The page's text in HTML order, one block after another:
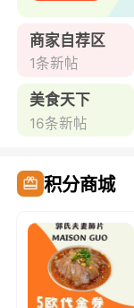
商家自荐区
1条新帖
美食天下
16条新帖
积分商城